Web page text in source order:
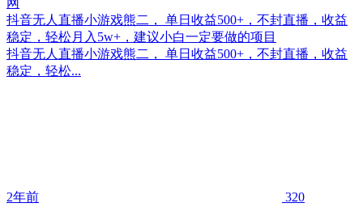
抖音无人直播小游戏熊二， 单日收益500+，不封直播，收益
稳定，轻松月入5w+，建议小白一定要做的项目
抖音无人直播小游戏熊二， 单日收益500+，不封直播，收益
稳定，轻松...
2年前 320